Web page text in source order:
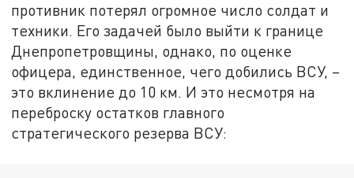
противник потерял огромное число солдат и
техники. Его задачей было выйти к границе
Днепропетровщины, однако, по оценке
офицера, единственное, чего добились ВСУ, –
это вклинение до 10 км. И это несмотря на
переброску остатков главного
стратегического резерва ВСУ: